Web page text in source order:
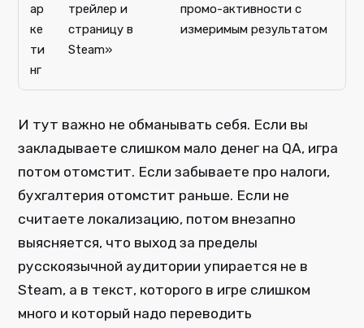
ар
ке
ти
нг
трейлер и
страницу в
Steam»
промо-активности с
измеримым результатом
И тут важно не обманывать себя. Если вы
закладываете слишком мало денег на QA, игра
потом отомстит. Если забываете про налоги,
бухгалтерия отомстит раньше. Если не
считаете локализацию, потом внезапно
выясняется, что выход за пределы
русскоязычной аудитории упирается не в
Steam, а в текст, которого в игре слишком
много и который надо переводить